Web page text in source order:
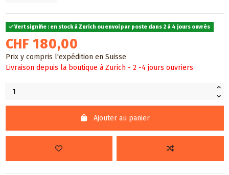
Vert signifie : en stock à Zurich ou envoi par poste dans 2 à 4 jours ouvrés
CHF 180,00
Prix y compris l'expédition en Suisse
Livraison depuis la boutique à Zurich - 2 -4 jours ouvriers
Ajouter au panier